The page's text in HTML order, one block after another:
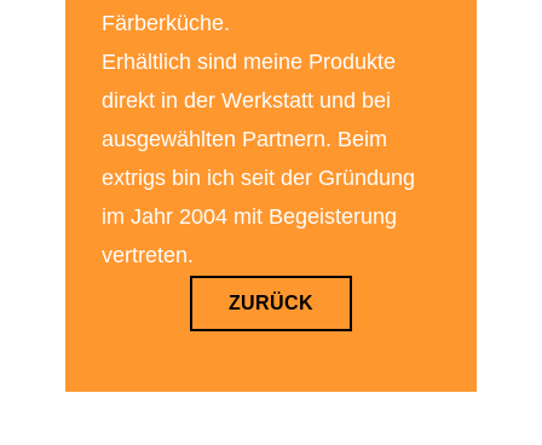
Färberküche.
Erhältlich sind meine Produkte
direkt in der Werkstatt und bei
ausgewählten Partnern. Beim
extrigs bin ich seit der Gründung
im Jahr 2004 mit Begeisterung
vertreten.
ZURÜCK